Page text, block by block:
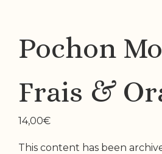
Pochon
Frais &
14,00€
This content has been